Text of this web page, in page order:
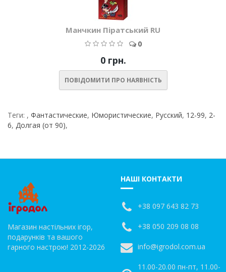
Манчкин Піратський RU
0
0 грн.
ПОВІДОМИТИ ПРО НАЯВНІСТЬ
Теги: , Фантастические, Юмористические, Русский, 12-99, 2-
6, Долгая (от 90),
Магазин настільних ігор,
подарунків та вашого
гарного настрою! 2012-2026
НАШІ КОНТАКТИ
+38 097 643 82 73
+38 050 209 08 08
info@igrodol.com.ua
11.00-20.00 пн-пт, 11.00-